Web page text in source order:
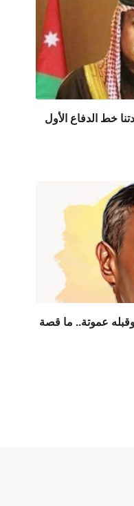
خط الدفاع الأول
عموتة.. ما قصة